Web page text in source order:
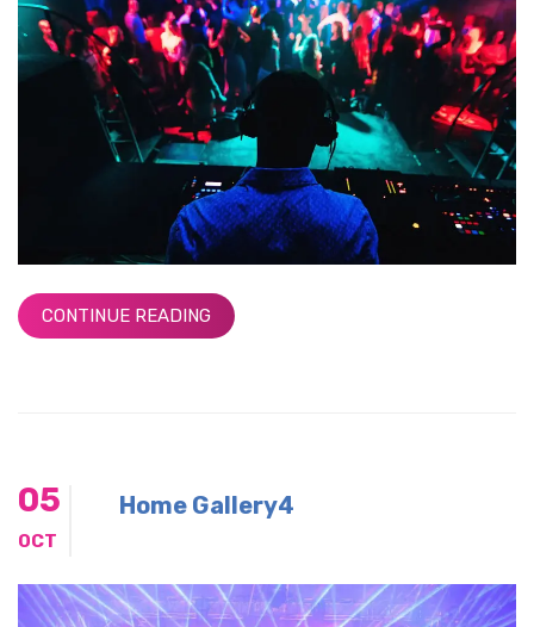
CONTINUE READING
05
OCT
Home Gallery4